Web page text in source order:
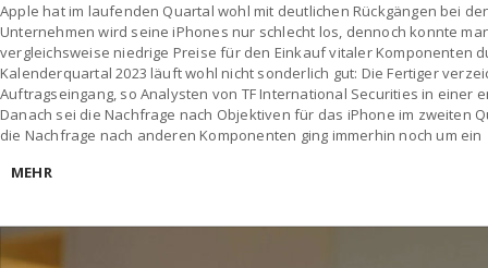
Apple hat im laufenden Quartal wohl mit deutlichen Rückgängen bei
Unternehmen wird seine iPhones nur schlecht los, dennoch konnte
vergleichsweise niedrige Preise für den Einkauf vitaler Komponenten
Kalenderquartal 2023 läuft wohl nicht sonderlich gut: Die Fertiger
Auftragseingang, so Analysten von TF International Securities in einer
Danach sei die Nachfrage nach Objektiven für das iPhone im zweiten
die Nachfrage nach anderen Komponenten ging immerhin noch um ein
MEHR